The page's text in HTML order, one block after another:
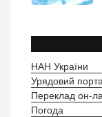
НАН України
Урядовий
Переклад он-
Погода